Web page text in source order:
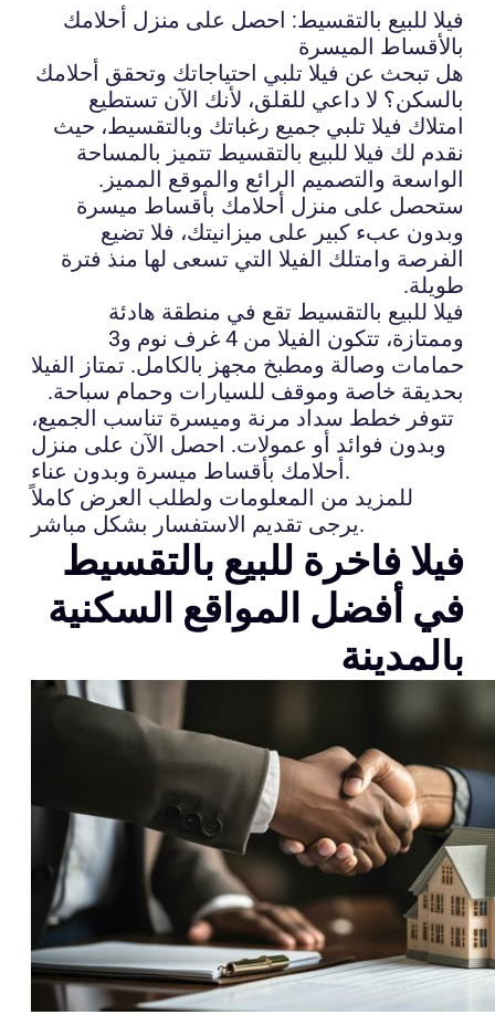
فيلا للبيع بالتقسيط: احصل على منزل أحلامك
بالأقساط الميسرة
هل تبحث عن فيلا تلبي احتياجاتك وتحقق أحلامك
بالسكن؟ لا داعي للقلق، لأنك الآن تستطيع
امتلاك فيلا تلبي جميع رغباتك وبالتقسيط، حيث
نقدم لك فيلا للبيع بالتقسيط تتميز بالمساحة
الواسعة والتصميم الرائع والموقع المميز.
ستحصل على منزل أحلامك بأقساط ميسرة
وبدون عبء كبير على ميزانيتك، فلا تضيع
الفرصة وامتلك الفيلا التي تسعى لها منذ فترة
طويلة.
فيلا للبيع بالتقسيط تقع في منطقة هادئة
وممتازة، تتكون الفيلا من 4 غرف نوم و3
حمامات وصالة ومطبخ مجهز بالكامل. تمتاز الفيلا
بحديقة خاصة وموقف للسيارات وحمام سباحة.
تتوفر خطط سداد مرنة وميسرة تناسب الجميع،
وبدون فوائد أو عمولات. احصل الآن على منزل
أحلامك بأقساط ميسرة وبدون عناء.
للمزيد من المعلومات ولطلب العرض كاملاً
يرجى تقديم الاستفسار بشكل مباشر.
فيلا فاخرة للبيع بالتقسيط
في أفضل المواقع السكنية
بالمدينة